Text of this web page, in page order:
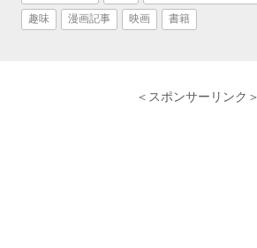
趣味 漫画記事 映画 書籍
＜スポンサーリンク＞